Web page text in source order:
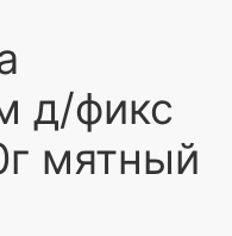
д/фикс
мятный